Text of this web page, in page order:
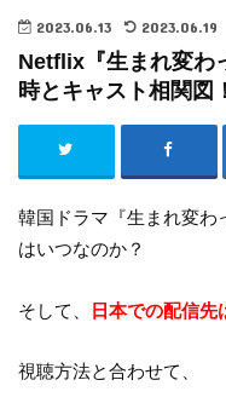
2023.06.13 2023.06.19
Netflix『生まれ変わ
時とキャスト相関図！
韓国ドラマ『生まれ変わ
はいつなのか？
そして、 日本での配信
視聴方法と合わせて、